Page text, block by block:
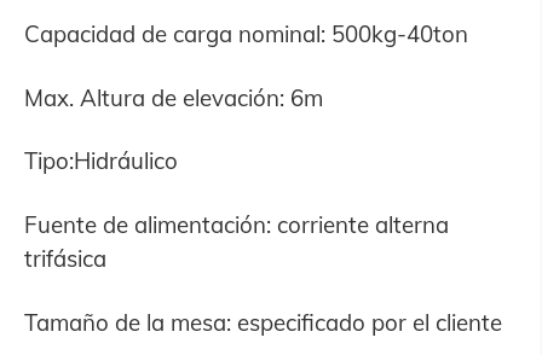
Capacidad de carga nominal: 500kg-40ton
Max. Altura de elevación: 6m
Tipo:Hidráulico
Fuente de alimentación: corriente alterna
trifásica
Tamaño de la mesa: especificado por el cliente